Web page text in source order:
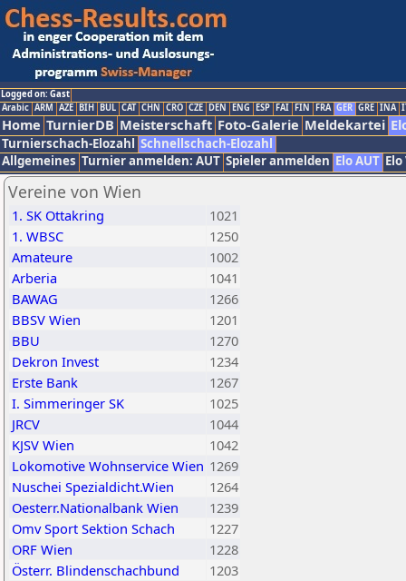
Logged on: Gast
Arabic ARM AZE BIH BUL CAT CHN CRO CZE DEN ENG ESP FAI FIN FRA GER GRE INA
Home TurnierDB Meisterschaft Foto-Galerie Meldekartei
Turnierschach-Elozahl Schnellschach-Elozahl
Allgemeines Turnier anmelden: AUT Spieler anmelden Elo AUT
Vereine von Wien
1. SK Ottakring
1021
1. WBSC
1250
Amateure
1002
Arberia
1041
BAWAG
1266
BBSV Wien
1201
BBU
1270
Dekron Invest
1234
Erste Bank
1267
I. Simmeringer SK
1025
JRCV
1044
KJSV Wien
1042
Lokomotive Wohnservice Wien 1269
Nuschei Spezialdicht.Wien
1264
Oesterr.Nationalbank Wien
1239
Omv Sport Sektion Schach
1227
ORF Wien
1228
Österr. Blindenschachbund
1203